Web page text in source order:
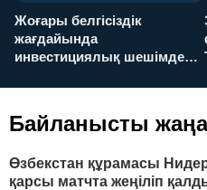
Жоғары белгісіздік
жағдайында
инвестициялық шешімдер
Байланысты
Өзбекстан құрамасы
қарсы матчта жеңіліп